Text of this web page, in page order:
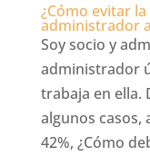
¿Cómo evitar
administrador
Soy socio y
administrador
trabaja en ella.
algunos
42%, ¿Cómo